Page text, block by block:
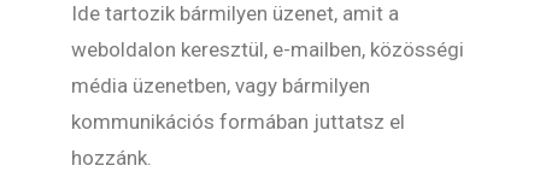
Ide tartozik bármilyen üzenet, amit a
weboldalon keresztül, e-mailben, közösségi
média üzenetben, vagy bármilyen
kommunikációs formában juttatsz el
hozzánk.